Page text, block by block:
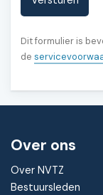
Dit formulier is
de
Over ons
Over NVTZ
Bestuursleden